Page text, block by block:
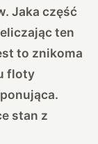
Jaka część
ten
to znikoma
floty
stan z